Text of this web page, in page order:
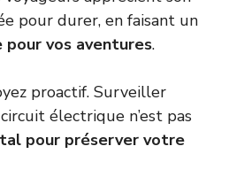
pour durer, en faisant un
vos aventures.
proactif. Surveiller
électrique n’est pas
pour préserver votre